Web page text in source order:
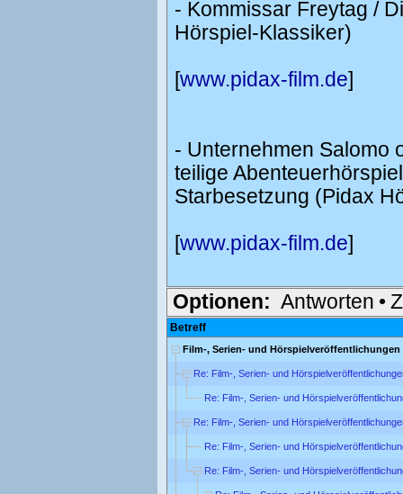
- Kommissar Freytag /
Hörspiel-Klassiker)
[www.pidax-film.de]
- Unternehmen Salomo
teilige
Starbesetzung (Pidax
[www.pidax-film.de]
Optionen: Antworten •
Betreff
Film-, Serien- und Hörspielveröffentlichungen
Re: Film-, Serien- und
Re: Film-, Serien- und
Re: Film-, Serien- und
Re: Film-, Serien- und
Re: Film-, Serien- und